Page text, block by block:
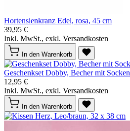
Hortensienkranz Edel, rosa, 45 cm
39,95 €
Inkl. MwSt., exkl. Versandkosten
In den Warenkorb
Geschenkset Dobby, Becher mit Socken
12,95 €
Inkl. MwSt., exkl. Versandkosten
In den Warenkorb